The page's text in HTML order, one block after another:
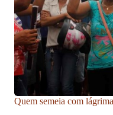
Quem semeia com